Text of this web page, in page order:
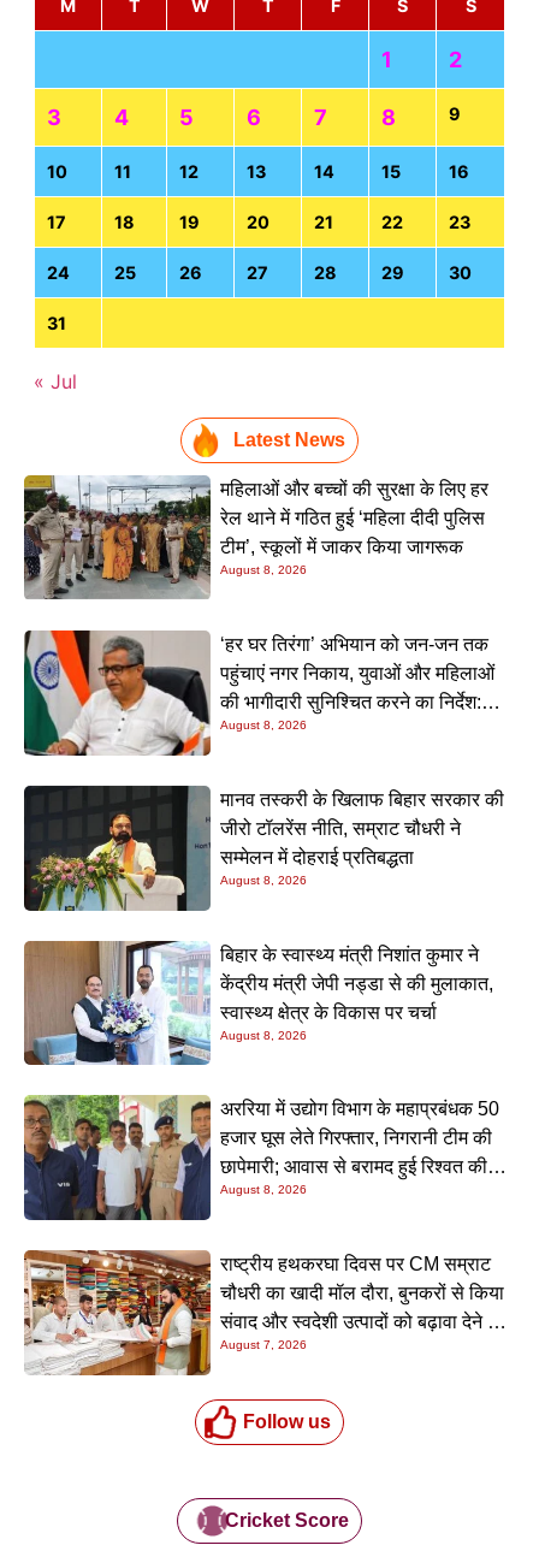
M
T W T F S S
1 2
3 4 5 6 7 8 9
10 11 12 13 14 15 16
17 18 19 20 21 22 23
24 25 26 27 28 29 30
31
« Jul
Latest News
महिलाओं और बच्चों की सुरक्षा के लिए हर
रेल थाने में गठित हुई ‘महिला दीदी पुलिस
टीम’, स्कूलों में जाकर किया जागरूक
August 8, 2026
‘हर घर तिरंगा’ अभियान को जन-जन तक
पहुंचाएं नगर निकाय, युवाओं और महिलाओं
की भागीदारी सुनिश्चित करने का निर्देश:
नीतीश मिश्रा
August 8, 2026
मानव तस्करी के खिलाफ बिहार सरकार की
जीरो टॉलरेंस नीति, सम्राट चौधरी ने
सम्मेलन में दोहराई प्रतिबद्धता
August 8, 2026
बिहार के स्वास्थ्य मंत्री निशांत कुमार ने
केंद्रीय मंत्री जेपी नड्डा से की मुलाकात,
स्वास्थ्य क्षेत्र के विकास पर चर्चा
August 8, 2026
अररिया में उद्योग विभाग के महाप्रबंधक 50
हजार घूस लेते गिरफ्तार, निगरानी टीम की
छापेमारी; आवास से बरामद हुई रिश्वत की
रकम
August 8, 2026
राष्ट्रीय हथकरघा दिवस पर CM सम्राट
चौधरी का खादी मॉल दौरा, बुनकरों से किया
संवाद और स्वदेशी उत्पादों को बढ़ावा देने की
अपील
August 7, 2026
Follow us
Cricket Score